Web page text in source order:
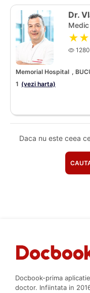
Dr.
Medic
Memorial Hospital ,
1 (vezi harta)
Daca nu este ceea
Docbook-prima
doctor. Infiintata in